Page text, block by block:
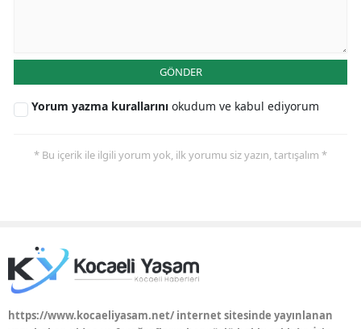
GÖNDER
Yorum yazma kurallarını okudum ve kabul ediyorum
* Bu içerik ile ilgili yorum yok, ilk yorumu siz yazın, tartışalım *
https://www.kocaeliyasam.net/ internet sitesinde yayınlanan